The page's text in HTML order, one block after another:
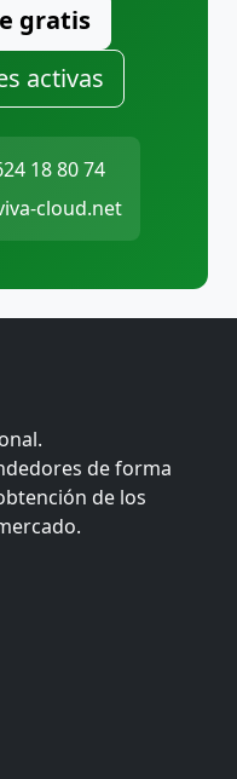
gratis
activas
18 80 74
cloud.net
de forma
de los